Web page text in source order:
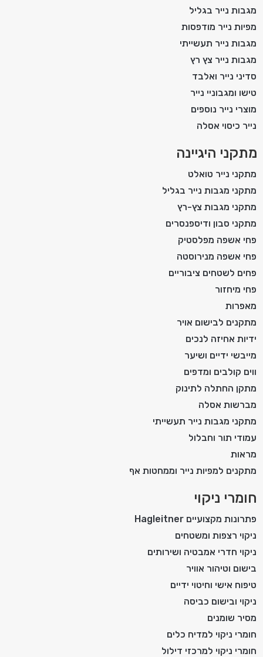
מגבות נייר בגליל
מפיות נייר מודפסות
מגבות נייר תעשייתי
מגבות נייר צץ רץ
סדיני נייר ואלבד
טישו ומגבוניי נייר
מוצרי נייר נוספים
נייר כיסוי אסלה
מתקני היגיינה
מתקני נייר טואלט
מתקני מגבות נייר בגליל
מתקני מגבות צץ-רץ
מתקני סבון ודיספנסרים
פחי אשפה מפלסטיק
פחי אשפה מנירוסטה
פחים לשטחים ציבוריים
פחי מיחזור
מאפרות
מתקנים לבישום אויר
ידיות אחיזה לנכים
מייבשי ידיים ושיער
ווים קולבים ומדפים
מתקן החתלה לתינוק
מברשות אסלה
מתקני מגבות נייר תעשייתי
עמודי תור וחבלול
מראות
מתקנים למפיות נייר וממחטות אף
חומרי ניקוי
פתרונות מקצועיים Hagleitner
ניקוי רצפות ומשטחים
ניקוי חדרי אמבטיה ושירותים
בישום וטיהור אוויר
טיפוח אישי וחיטוי ידיים
ניקוי ובישום כביסה
מסיר שומנים
חומרי ניקוי למדיח כלים
חומרי ניקוי למרכזי דילול